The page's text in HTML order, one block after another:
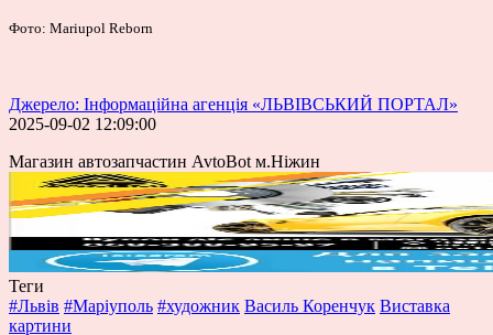
Фото: Mariupol Reborn
Джерело: Інформаційна агенція «ЛЬВІВСЬКИЙ ПОРТАЛ»
2025-09-02 12:09:00
Магазин автозапчастин AvtoBot м.Ніжин
Теги
#Львів #Маріуполь #художник Василь Коренчук Виставка
картини